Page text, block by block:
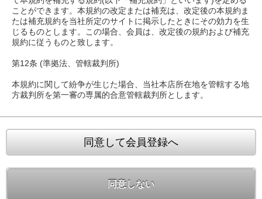
ことができます。本規約の改定または補充は、改定後の本規約ま
たは補充規約を当社所定のサイトに掲示したときにその効力を生
じるものとします。この場合、会員は、改定後の規約および補充
規約に従うものと致します。
第12条 (準拠法、管轄裁判所)
本規約に関して紛争が生じた場合、当社本店所在地を管轄する地
方裁判所を第一審の専属的合意管轄裁判所とします。
同意して会員登録へ
同意しない